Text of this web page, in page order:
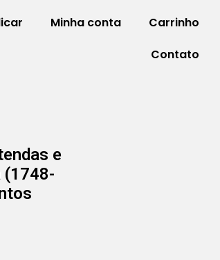
Minha conta
Carrinho
Contato
e
(1748-